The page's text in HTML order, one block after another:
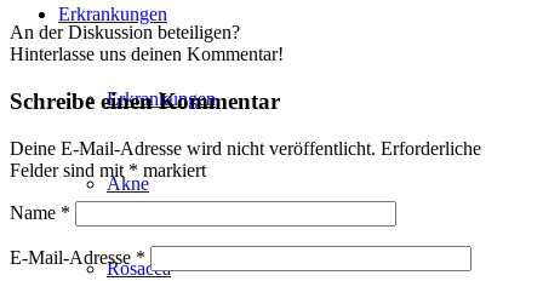
Erkrankungen
Erkrankungen
Akne
Rosacea
An der Diskussion beteiligen?
Hinterlasse uns deinen Kommentar!
Schreibe einen Kommentar
Deine E-Mail-Adresse wird nicht veröffentlicht. Erforderliche
Felder sind mit * markiert
Name *
E-Mail-Adresse *